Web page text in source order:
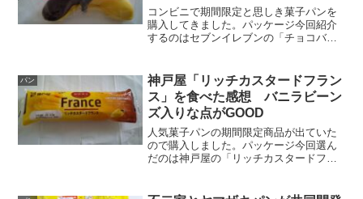
コンビニで期間限定と思しき菓子パンを
購入してきました。パッケージ今回紹介
するのはセブンイレブンの「チョコバナ
そうです。今から21年も前の商品となる
と、さすがに覚...
パン
神戸屋「リッチカスタードフラン
ス」を食べた感想 バニラビーン
ズ入りな点がGOOD
人気菓子パンの期間限定商品が出ていた
ので購入しました。パッケージ今回選ん
だのは神戸屋の「リッチカスタードフラ